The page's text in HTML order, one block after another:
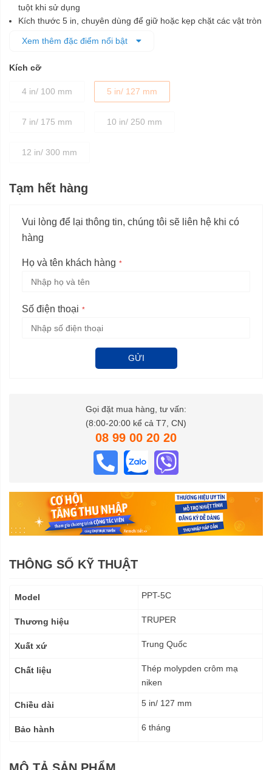
tuột khi sử dụng
Kích thước 5 in, chuyên dùng để giữ hoặc kẹp chặt các vật tròn
Xem thêm đặc điểm nổi bật
Kích cỡ
4 in/ 100 mm 5 in/ 127 mm
7 in/ 175 mm 10 in/ 250 mm
12 in/ 300 mm
Tạm hết hàng
Vui lòng để lại thông tin, chúng tôi sẽ liên hệ khi có
hàng
Họ và tên khách hàng
Số điện thoại
GỬI
Gọi đặt mua hàng, tư vấn:
(8:00-20:00 kể cả T7, CN)
08 99 00 20 20
THÔNG SỐ KỸ THUẬT
kỹ
Model PPT-5C
Thương hiệu TRUPER
Xuất xứ Trung Quốc
Chất liệu
Thép molypden crôm mạ
niken
Chiều dài 5 in/ 127 mm
Bảo hành 6 tháng